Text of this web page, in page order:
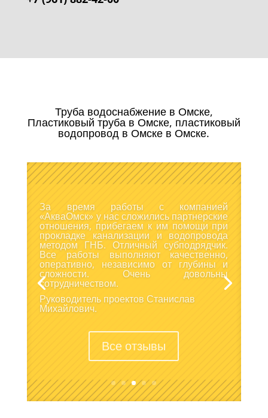
Труба водоснабжение в Омске,
Пластиковый труба в Омске, пластиковый
водопровод в Омске в Омске.
Выражаю благодарность за отличную
организацию и проведение прокладки
трубопровода методом гнб. Не смотря на
то, что работы проводились ранней
весной, специалисты «АкваОмск»
провели все работы без единой
претензии к ним. Рады сотрудничеству с
такой ответственной организацией.
Рекомендую друзьям и знакомым.
Дмитрий.
Все отзывы